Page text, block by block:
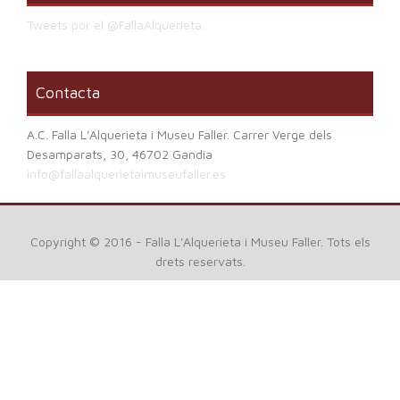
Tweets por el @FallaAlquerieta.
Contacta
A.C. Falla L'Alquerieta i Museu Faller. Carrer Verge dels
Desamparats, 30, 46702 Gandia
info@fallaalquerietaimuseufaller.es
Copyright © 2016 - Falla L'Alquerieta i Museu Faller. Tots els
drets reservats.